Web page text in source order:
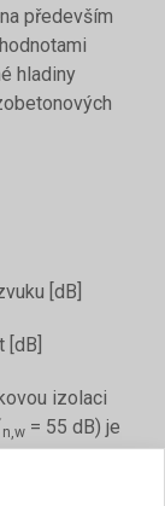
především
hladiny
[dB]
izolaci
n,w = 55 dB) je
nedostačující
u